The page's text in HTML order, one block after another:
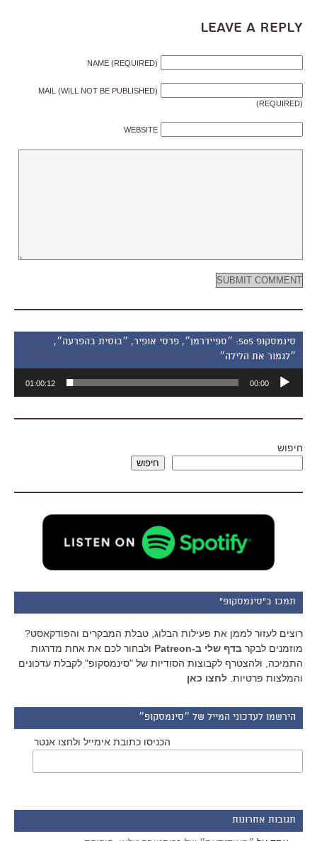
Leave a Reply
NAME (REQUIRED)
MAIL (WILL NOT BE PUBLISHED)
(REQUIRED)
WEBSITE
סינמסקופ 505: ״ספיידרמן״, פרסי אופיר, ״בוסית בהפרעה״,
״לגמור את הלילה״
אודיו
00:00
01:00:12
חיפוש
חיפוש
תמכו ב"סינמסקופ"
רוצים לעזור לממן את פעילות הבלוג, טבלת המבקרים והפודקאסט?
מוזמנים לבקר בדף שלי ב-Patreon
ולבחור לכם את אחת מדרגות
התמיכה, ולהצטרף לקבוצות הסודיות של "סינמסקופ" לקבלת עדכונים
והמלצות פרטיות. לחצו כאן
הירשמו לעדכוני המייל של ״סינמסקופ״
הכניסו כתובת אימייל ולחצו אנטר
תגובות אחרונות